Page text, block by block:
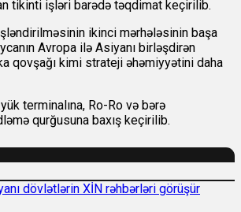
tikinti işləri barədə təqdimat keçirilib.
ikinci mərhələsinin başa
Avropa ilə Asiyanı birləşdirən
qovşağı kimi strateji əhəmiyyətini daha
terminalına, Ro-Ro və bərə
qurğusuna baxış keçirilib.